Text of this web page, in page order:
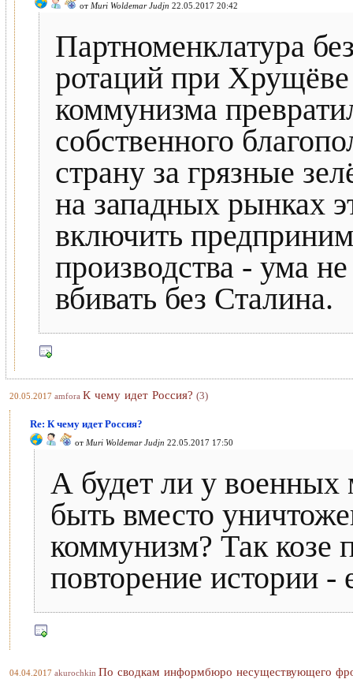
от Muri Woldemar Judjn 22.05.2017 20:42
Партноменклатура
ротаций при
коммунизма
собственного
страну за грязные
на западных рынках
включить
производства - ума
вбивать без Сталина.
20.05.2017 amfora К чему идет Россия? (3)
Re: К чему идет Россия?
от Muri Woldemar Judjn 22.05.2017 17:50
А будет ли у
быть вместо
коммунизм? Так козе
повторение истории -
04.04.2017 akurochkin По сводкам информбюро несуществующего